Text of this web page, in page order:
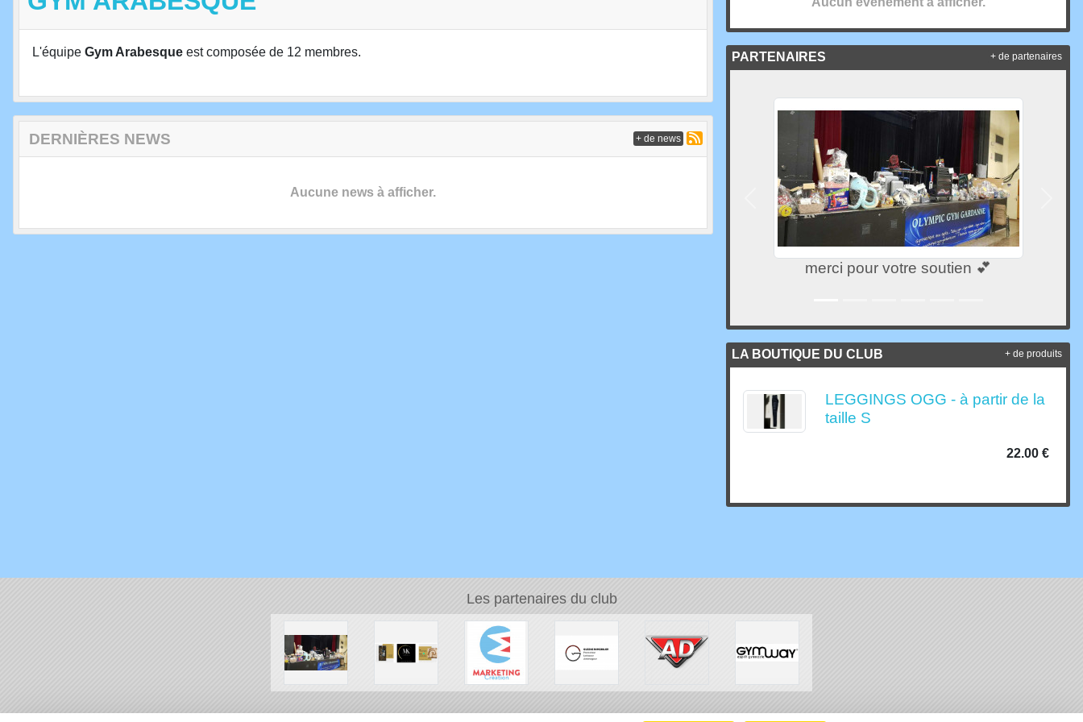
L'équipe Gym Arabesque est composée de 12 membres.
DERNIÈRES NEWS
Aucune news à afficher.
+ de news
PARTENAIRES
merci pour votre soutien 💕
Précedent
+ de partenaires
LA BOUTIQUE DU CLUB
LEGGINGS OGG - à partir de la
taille S
22.00 €
+ de produits
Les partenaires du club